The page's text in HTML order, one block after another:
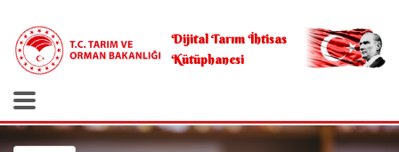
Dijital Tarım İhtisas
Kütüphanesi